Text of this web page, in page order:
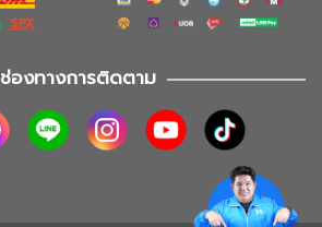
ช่องทางการติดตาม